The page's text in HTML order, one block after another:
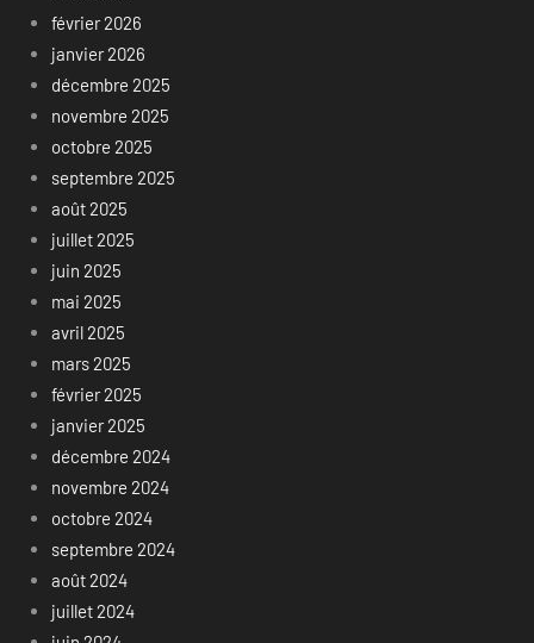
février 2026
janvier 2026
décembre 2025
novembre 2025
octobre 2025
septembre 2025
août 2025
juillet 2025
juin 2025
mai 2025
avril 2025
mars 2025
février 2025
janvier 2025
décembre 2024
novembre 2024
octobre 2024
septembre 2024
août 2024
juillet 2024